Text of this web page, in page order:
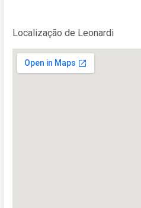
Localização de Leonardi